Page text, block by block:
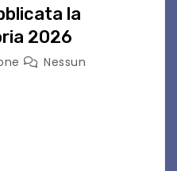
la
2026
Nessun